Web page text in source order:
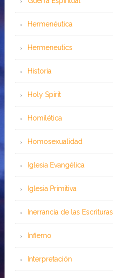
Hermenéutica
Hermeneutics
Historia
Holy Spirit
Homilética
Homosexualidad
Iglesia Evangélica
Iglesia Primitiva
Inerrancia de las Escrituras
Infierno
Interpretación